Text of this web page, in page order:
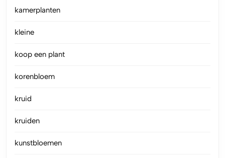
kamerplanten
kleine
koop een plant
korenbloem
kruid
kruiden
kunstbloemen